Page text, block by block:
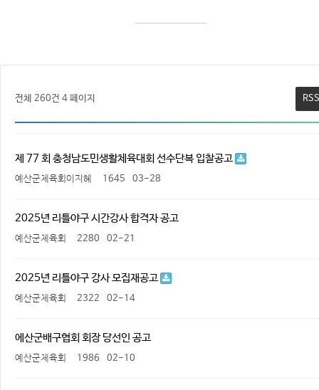
전체 260건 4 페이지 RSS
제 77 회 충청남도민생활체육대회 선수단복 입찰공고
예산군체육회이지혜 1645 03-28
2025년 리틀야구 시간강사 합격자 공고
예산군체육회 2280 02-21
2025년 리틀야구 강사 모집재공고
예산군체육회 2322 02-14
에산군배구협회 회장 당선인 공고
예산군체육회 1986 02-10